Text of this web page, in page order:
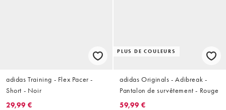
adidas Training - Flex Pacer -
Short - Noir
29,99 €
PLUS DE COULEURS
adidas Originals - Adibreak -
Pantalon de survêtement - Rouge
59,99 €